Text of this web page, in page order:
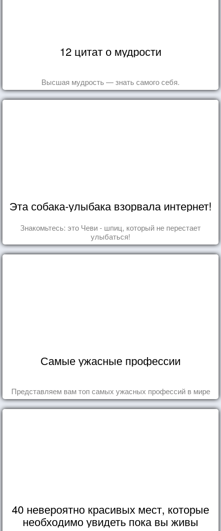
12 цитат о мудрости
Высшая мудрость — знать самого себя.
Эта собака-улыбака взорвала интернет!
Знакомьтесь: это Чеви - шпиц, который не перестает
улыбаться!
Самые ужасные профессии
Представляем вам топ самых ужасных профессий в мире
40 невероятно красивых мест, которые
необходимо увидеть пока вы живы